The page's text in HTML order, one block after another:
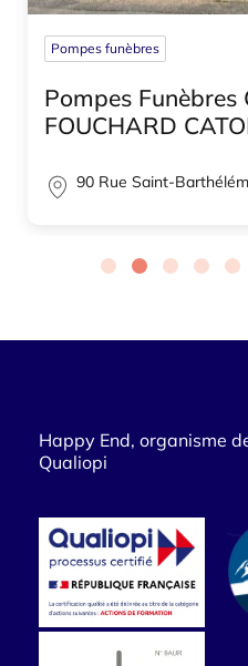
Pompes funèbres
Pompes Funèbres
FOUCHARD
90 Rue Saint-
Happy End, organisme
Qualiopi